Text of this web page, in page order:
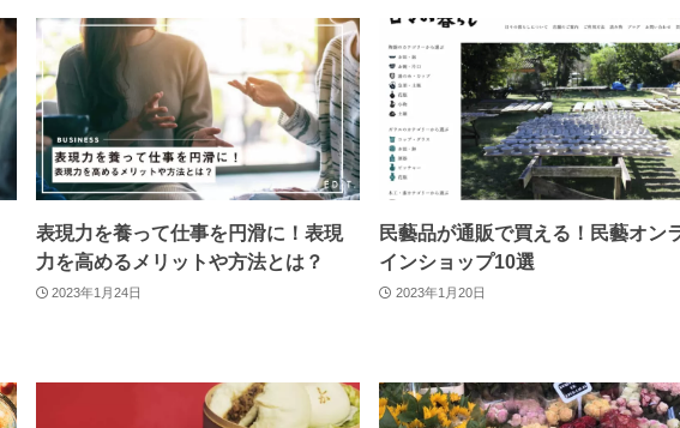
表現力を養って仕事を円滑に！表現
力を高めるメリットや方法とは？
2023年1月24日
民藝品が通販で買える！民藝オン
インショップ10選
2023年1月20日